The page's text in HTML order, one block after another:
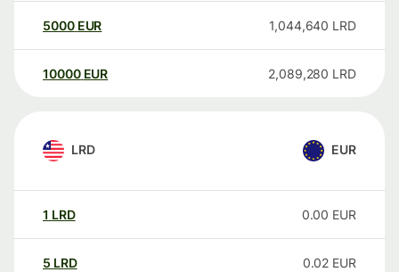
5000 EUR 1,044,640 LRD
10000 EUR 2,089,280 LRD
LRD EUR
1 LRD 0.00 EUR
5 LRD 0.02 EUR